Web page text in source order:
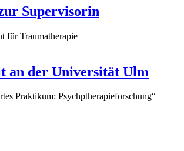
Supervisorin
für Traumatherapie
an der Universität Ulm
Praktikum: Psychptherapieforschung“